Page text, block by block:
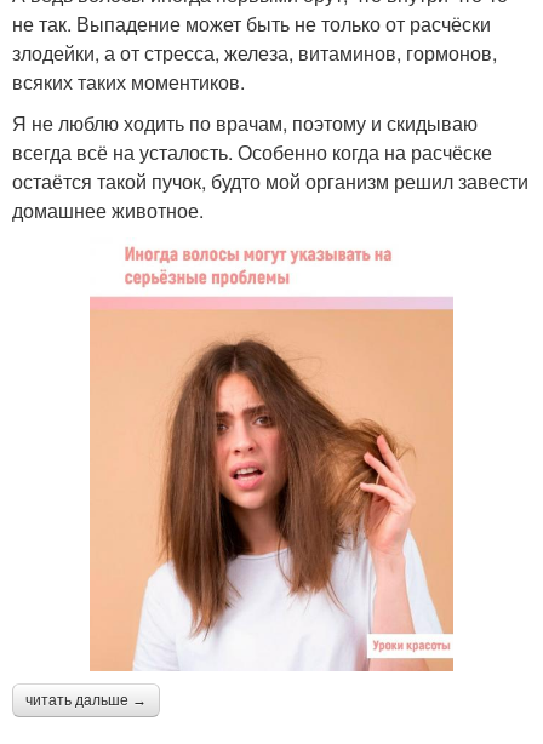
не так. Выпадение может быть не только от расчёски
злодейки, а от стресса, железа, витаминов, гормонов,
всяких таких моментиков.
Я не люблю ходить по врачам, поэтому и скидываю
всегда всё на усталость. Особенно когда на расчёске
остаётся такой пучок, будто мой организм решил завести
домашнее животное.
читать дальше →